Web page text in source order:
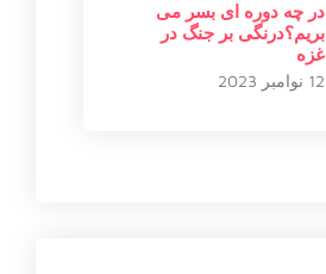
در چه دوره ای بسر می
بریم؟درنگی بر جنگ در
غزه
12 نوامبر 2023